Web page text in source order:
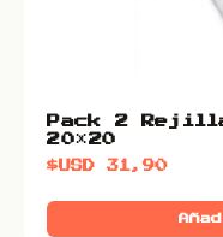
Pack 2
20×20
$USD31,90